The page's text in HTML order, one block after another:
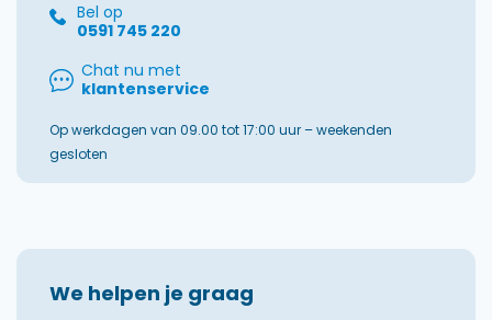
Bel op
0591 745 220
Chat nu met
klantenservice
Op werkdagen van 09.00 tot 17:00 uur – weekenden
gesloten
We helpen je graag